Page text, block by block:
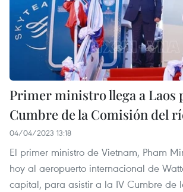
Primer ministro llega a Laos
Cumbre de la Comisión del
04/04/2023 13:18
El primer ministro de Vietnam, Pham
hoy al aeropuerto internacional de
capital, para asistir a la IV Cumbre de